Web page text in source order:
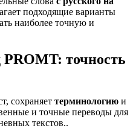
подходящие варианты
наиболее точную и
точность
сохраняет терминологию и
и точные переводы для
текстов..